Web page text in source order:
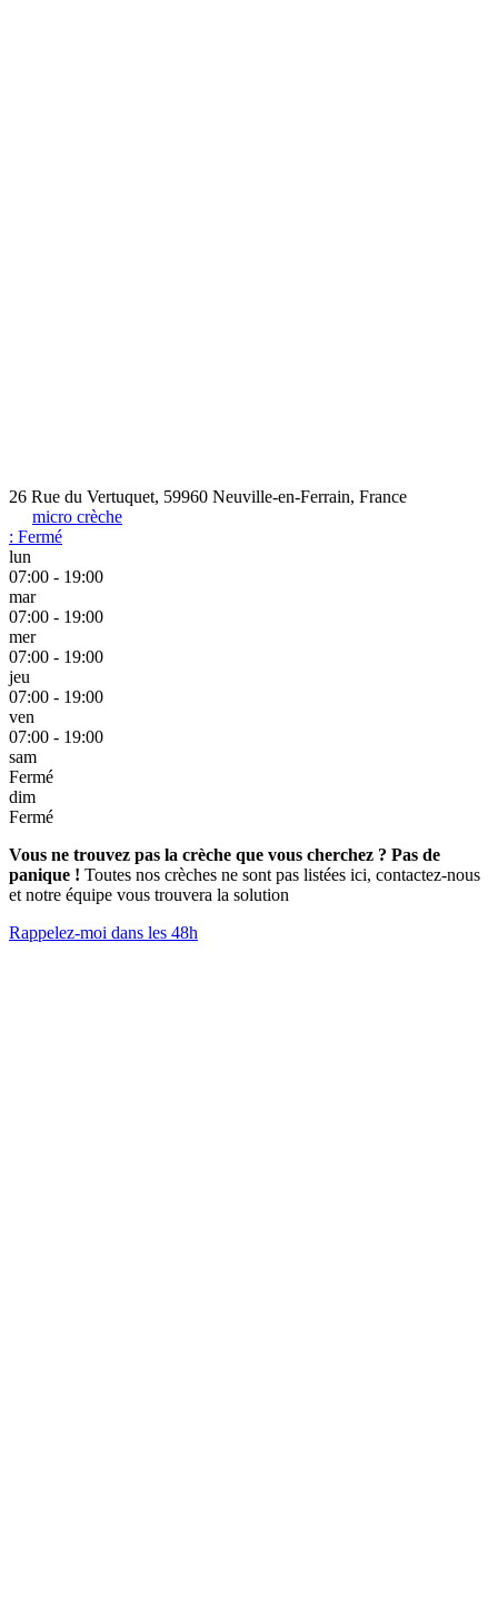
26 Rue du Vertuquet, 59960 Neuville-en-Ferrain, France
micro crèche
: Fermé
lun
07:00 - 19:00
mar
07:00 - 19:00
mer
07:00 - 19:00
jeu
07:00 - 19:00
ven
07:00 - 19:00
sam
Fermé
dim
Fermé
Vous ne trouvez pas la crèche que vous cherchez ? Pas de
panique ! Toutes nos crèches ne sont pas listées ici, contactez-nous
et notre équipe vous trouvera la solution
Rappelez-moi dans les 48h